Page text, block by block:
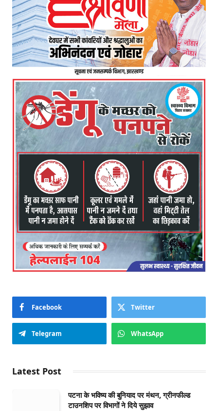
Facebook Twitter
Telegram WhatsApp
Latest Post
पटना के भविष्य की बुनियाद पर मंथन, ग्रीनफील्ड
टाउनशिप पर विभागों ने दिये सुझाव